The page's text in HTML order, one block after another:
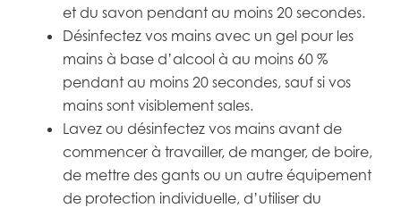
et du savon pendant au moins 20 secondes.
Désinfectez vos mains avec un gel pour les
mains à base d’alcool à au moins 60 %
pendant au moins 20 secondes, sauf si vos
mains sont visiblement sales.
Lavez ou désinfectez vos mains avant de
commencer à travailler, de manger, de boire,
de mettre des gants ou un autre équipement
de protection individuelle, d’utiliser du